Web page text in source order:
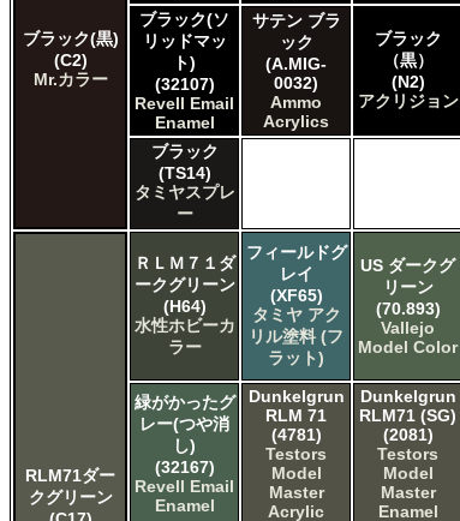
AK INTERACTIVE AK Acrylics
AK INTERACTIVE AK Real Color
ALCLAD II ALCLAD II
AMMO by Mig Jimenez Ammo Acrylics
Acrylicos Vallejo Vallejo Game Air
Acrylicos Vallejo Vallejo Game Color
Acrylicos Vallejo Vallejo Liquid Gold
Acrylicos Vallejo Vallejo Mecha Color
Acrylicos Vallejo Vallejo Metal Color
Acrylicos Vallejo Vallejo Model Air
Acrylicos Vallejo Vallejo Model Color
Acrylicos Vallejo Vallejo Panzer Aces
Citadel Colour Citadel
E7 Paints E7 Paints
HATAKA HOBBY Hataka
Humbrol - Hornby Hobbies Humbrol Acrylic
Humbrol of Hornby Hobbies Humbrol Enamel
Italeri Italeri
Lifecolor Lifecolor
Mission Models Mission Models
Revell of Germany Revell Aqua Color Acrylic
Revell of Germany Revell Email Enamel
ブラック(黒)
(C2)
Mr.カラー
ブラック(ソ
リッドマッ
ト)
(32107)
Revell Email
Enamel
サテン ブラ
ック
(A.MIG-
0032)
Ammo
Acrylics
ブラック
（黒）
(N2)
アクリジョン
ブラック
(TS14)
タミヤスプレ
ー
RLM71ダー
クグリーン
ＲＬＭ７１ダ
ークグリーン
(H64)
水性ホビーカ
ラー
フィールドグ
レイ
(XF65)
タミヤ アク
リル塗料 (フ
ラット)
US ダークグ
リーン
(70.893)
Vallejo
Model Color
緑がかったグ
レー(つや消
し)
(32167)
Revell Email
Enamel
Dunkelgrun
RLM 71
(4781)
Testors
Model
Master
Acrylic
Dunkelgrun
RLM71 (SG)
(2081)
Testors
Model
Master
Enamel